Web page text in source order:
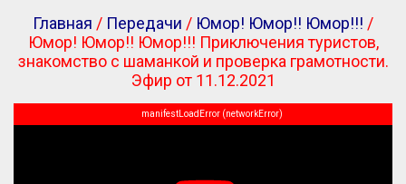
Главная / Передачи / Юмор! Юмор!! Юмор!!! /
Юмор! Юмор!! Юмор!!! Приключения туристов,
знакомство с шаманкой и проверка грамотности.
Эфир от 11.12.2021
manifestLoadError (networkError)